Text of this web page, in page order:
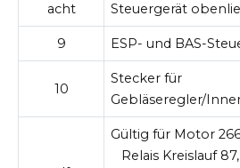
acht Steuergerät
9 ESP- und BAS-
10
Stecker für
Gebläseregler/
Gültig für Motor
Relais Kreislauf